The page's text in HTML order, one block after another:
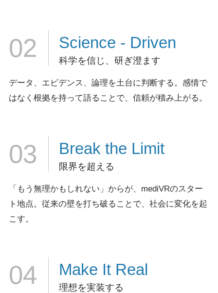
02 Science - Driven
科学を信じ、研ぎ澄ます
データ、エビデンス、論理を土台に判断する。 感情で
はなく根拠を持って語ることで、信頼が積み上がる。
03 Break the Limit
限界を超える
「もう無理かもしれない」からが、mediVRのスター
ト地点。 従来の壁を打ち破ることで、社会に変化を起
こす。
04 Make It Real
理想を実装する